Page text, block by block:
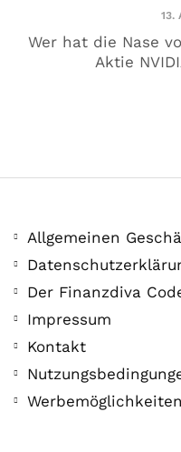
13.
Wer hat die Nase
Aktie
Allgemeinen
Der Finanzdiva
Impressum
Kontakt
COMMUNITY
Der
Woche #2